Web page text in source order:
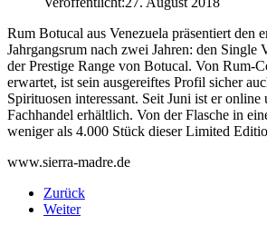
Rum Botucal aus Venezuela präsentiert den
Jahrgangsrum nach zwei Jahren: den Single
der Prestige Range von Botucal. Von Rum-
erwartet, ist sein ausgereiftes Profil sicher
Spirituosen interessant. Seit Juni ist er online
Fachhandel erhältlich. Von der Flasche in
weniger als 4.000 Stück dieser Limited
www.sierra-madre.de
Zurück
Weiter